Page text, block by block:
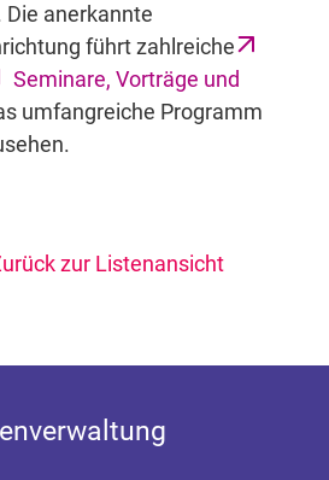
anerkannte
führt zahlreiche
Seminare, Vorträge und
umfangreiche Programm
zur Listenansicht